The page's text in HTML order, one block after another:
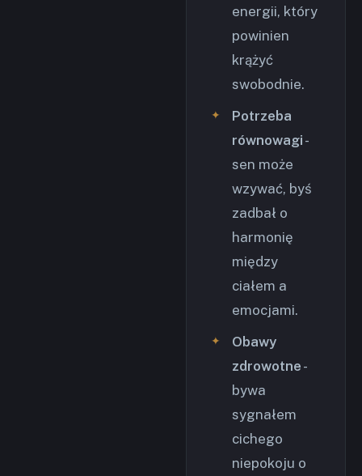
energii, który
powinien
krążyć
swobodnie.
Potrzeba
równowagi -
sen może
wzywać, byś
zadbał o
harmonię
między
ciałem a
emocjami.
Obawy
zdrowotne -
bywa
sygnałem
cichego
niepokoju o